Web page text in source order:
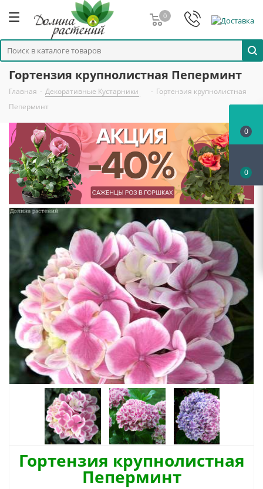
0
Гортензия крупнолистная Пеперминт
Главная - Декоративные Кустарники - Гортензия крупнолистная
Пеперминт
Гортензия крупнолистная
Пеперминт
0
0